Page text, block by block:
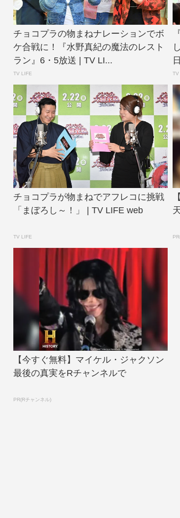
チョコプラの物まねナレーションでボ
ケ合戦に！『水野真紀の魔法のレスト
ラン』6・5放送 | TV LI...
TV LIFE TV
チョコプラが物まねでアフレコに挑戦
「まぼろし～！」 | TV LIFE web
TV LIFE
【今すぐ無料】マイケル・ジャクソン
最後の真実をRチャンネルで
PR(Rチャンネル)